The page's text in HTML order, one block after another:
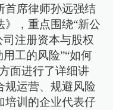
首席律师孙远强结
，重点围绕“新公
注册资本与股权
工的风险”“如何
面进行了详细讲
规运营、规避风险
培训的企业代表仔